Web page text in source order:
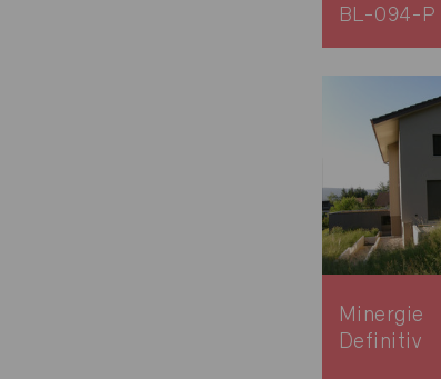
BL-094-P
Minergie
Definitiv